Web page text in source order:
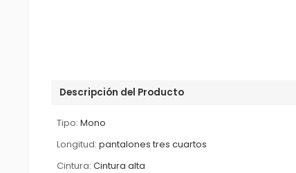
Descripción del Producto
Tipo: Mono
Longitud: pantalones tres cuartos
Cintura: Cintura alta